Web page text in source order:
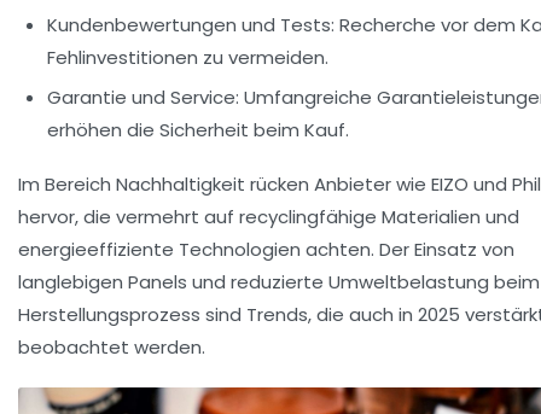
Kundenbewertungen und Tests: Recherche vor dem
Fehlinvestitionen zu vermeiden.
Garantie und Service: Umfangreiche
erhöhen die Sicherheit beim Kauf.
Im Bereich Nachhaltigkeit rücken Anbieter wie EIZO und
hervor, die vermehrt auf recyclingfähige Materialien und
energieeffiziente Technologien achten. Der Einsatz von
langlebigen Panels und reduzierte Umweltbelastung beim
Herstellungsprozess sind Trends, die auch in 2025
beobachtet werden.